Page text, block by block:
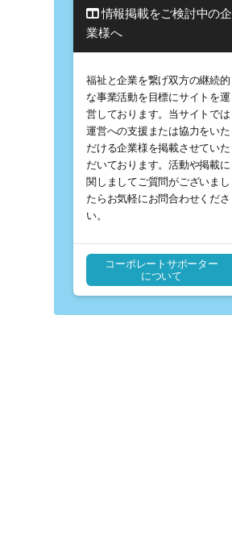
情報掲載をご検討中の企
業様へ
福祉と企業を繋げ双方の継続的
な事業活動を目標にサイトを運
営しております。当サイトでは
運営への支援または協力をいた
だける企業様を掲載させていた
だいております。活動や掲載に
関しましてご質問がございまし
たらお気軽にお問合わせくださ
い。
コーポレートサポーター
について